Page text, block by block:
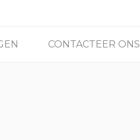
CONTACTEER ONS